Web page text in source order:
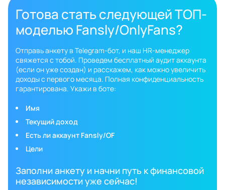
Готова стать следующей ТОП-
моделью Fansly/OnlyFans?
Отправь анкету в Telegram-бот, и наш HR-менеджер
свяжется с тобой. Проведем бесплатный аудит аккаунта
(если он уже создан) и расскажем, как можно увеличить
доходы с первого месяца. Полная конфиденциальность
гарантирована. Укажи в боте:
Имя
Текущий доход
Есть ли аккаунт Fansly/OF
Цели
Заполни анкету и начни путь к финансовой
независимости уже сейчас!